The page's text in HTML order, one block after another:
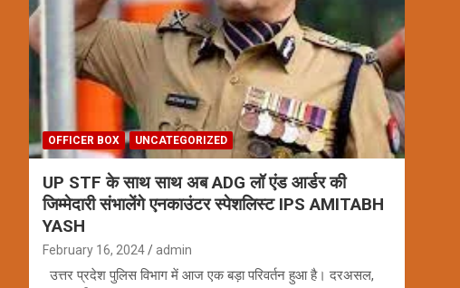
OFFICER BOX UNCATEGORIZED
UP STF के साथ साथ अब ADG लॉ एंड आर्डर की
जिम्मेदारी संभालेंगे एनकाउंटर स्पेशलिस्ट IPS AMITABH
YASH
February 16, 2024 admin
उत्तर प्रदेश पुलिस विभाग में आज एक बड़ा परिवर्तन हुआ है। दरअसल,